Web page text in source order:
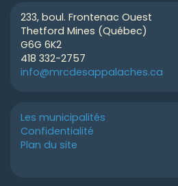
233, boul. Frontenac Ouest
Thetford Mines (Québec)
G6G 6K2
418 332-2757
info@mrcdesappalaches.ca
Les municipalités
Confidentialité
Plan du site